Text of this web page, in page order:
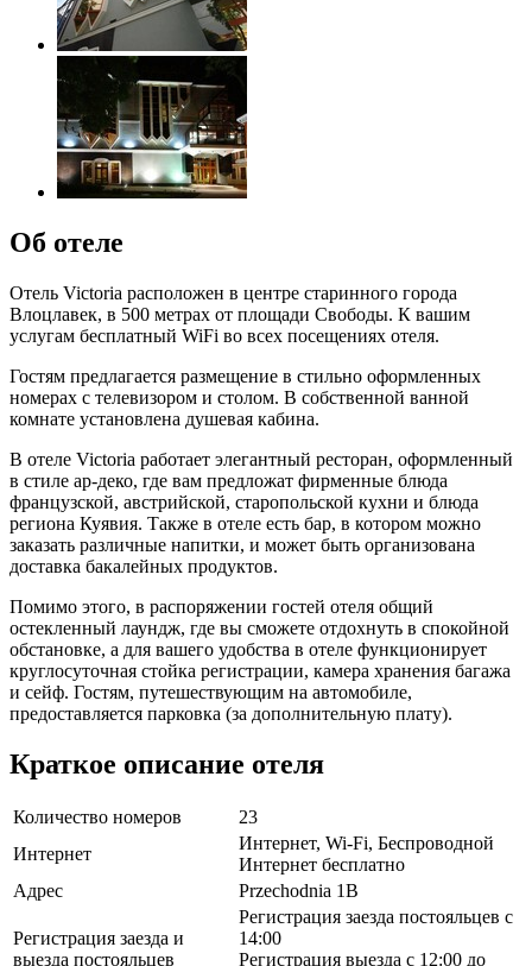
Об отеле
Отель Victoria расположен в центре старинного города
Влоцлавек, в 500 метрах от площади Свободы. К вашим
услугам бесплатный WiFi во всех посещениях отеля.
Гостям предлагается размещение в стильно оформленных
номерах с телевизором и столом. В собственной ванной
комнате установлена душевая кабина.
В отеле Victoria работает элегантный ресторан, оформленный
в стиле ар-деко, где вам предложат фирменные блюда
французской, австрийской, старопольской кухни и блюда
региона Куявия. Также в отеле есть бар, в котором можно
заказать различные напитки, и может быть организована
доставка бакалейных продуктов.
Помимо этого, в распоряжении гостей отеля общий
остекленный лаундж, где вы сможете отдохнуть в спокойной
обстановке, а для вашего удобства в отеле функционирует
круглосуточная стойка регистрации, камера хранения багажа
и сейф. Гостям, путешествующим на автомобиле,
предоставляется парковка (за дополнительную плату).
Краткое описание отеля
Количество номеров
23
Интернет
Интернет, Wi-Fi, Беспроводной
Интернет бесплатно
Адрес
Przechodnia 1B
Регистрация заезда и
выезда постояльцев
Регистрация заезда постояльцев с
14:00
Регистрация выезда с 12:00 до